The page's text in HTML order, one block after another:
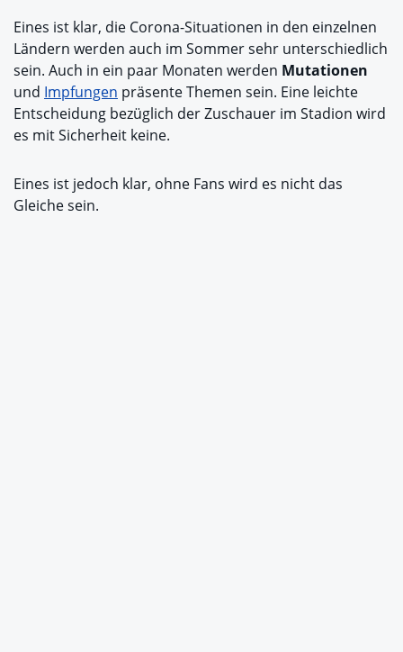
Eines ist klar, die Corona-Situationen in den einzelnen
Ländern werden auch im Sommer sehr unterschiedlich
sein. Auch in ein paar Monaten werden Mutationen
und Impfungen präsente Themen sein. Eine leichte
Entscheidung bezüglich der Zuschauer im Stadion wird
es mit Sicherheit keine.
Eines ist jedoch klar, ohne Fans wird es nicht das
Gleiche sein.